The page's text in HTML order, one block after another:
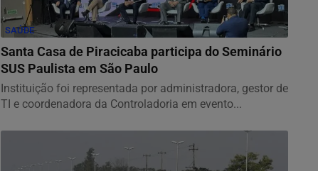
SAÚDE
Santa Casa de Piracicaba participa do Seminário
SUS Paulista em São Paulo
Instituição foi representada por administradora, gestor de
TI e coordenadora da Controladoria em evento...